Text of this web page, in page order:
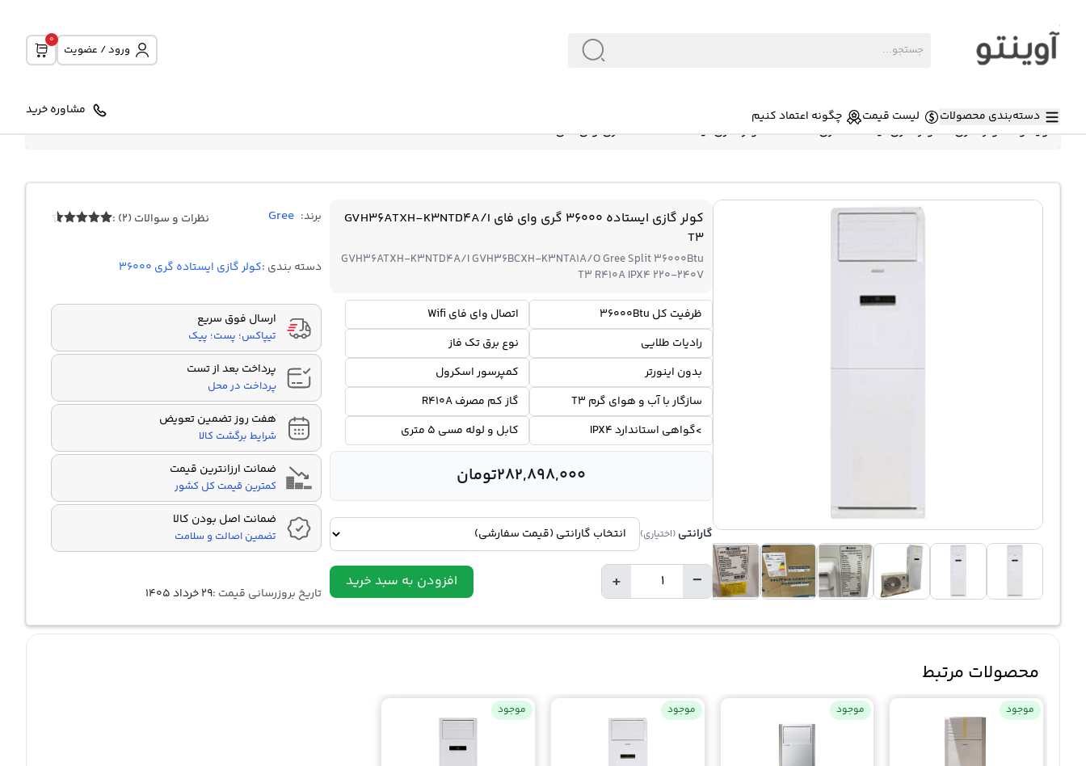
ورود / عضویت
0
دسته‌بندی محصولات لیست قیمت چگونه اعتماد کنیم مشاوره خرید
آوینتو»کولر گازی»کولر گازی ایستاده گری 36000 »کولر گازی ایستاده 36000 گری وای فای GVH36ATXH-K3NTD4A/I T3
کولر گازی ایستاده 36000 گری وای فای GVH36ATXH-K3NTD4A/I
T3
GVH36ATXH-K3NTD4A/I GVH36BCXH-K3NTA1A/O Gree Split 36000Btu
T3 R410A IPX4 220-240V
ظرفیت کل 36000Btu
اتصال وای فای Wifi
رادیات طلایی
نوع برق تک فاز
بدون اینورتر
کمپرسور اسکرول
سازگار با آب و هوای گرم T3
گاز کم مصرف R410A
>گواهی استاندارد IPX4
کابل و لوله مسی 5 متری
282,898,000تومان
گارانتی (اختیاری)
−
تعداد + افزودن به سبد خرید
برند: Gree نظرات و سوالات (2) :
دسته بندی :کولر گازی ایستاده گری 36000
ارسال فوق سریع
تیپاکس؛ پست؛ پیک
پرداخت بعد از تست
پرداخت در محل
هفت روز تضمین تعویض
شرایط برگشت کالا
ضمانت ارزانترین قیمت
کمترین قیمت کل کشور
ضمانت اصل بودن کالا
تضمین اصالت و سلامت
تاریخ بروزرسانی قیمت :۲۹ خرداد ۱۴۰۵
محصولات مرتبط
موجود موجود موجود موجود